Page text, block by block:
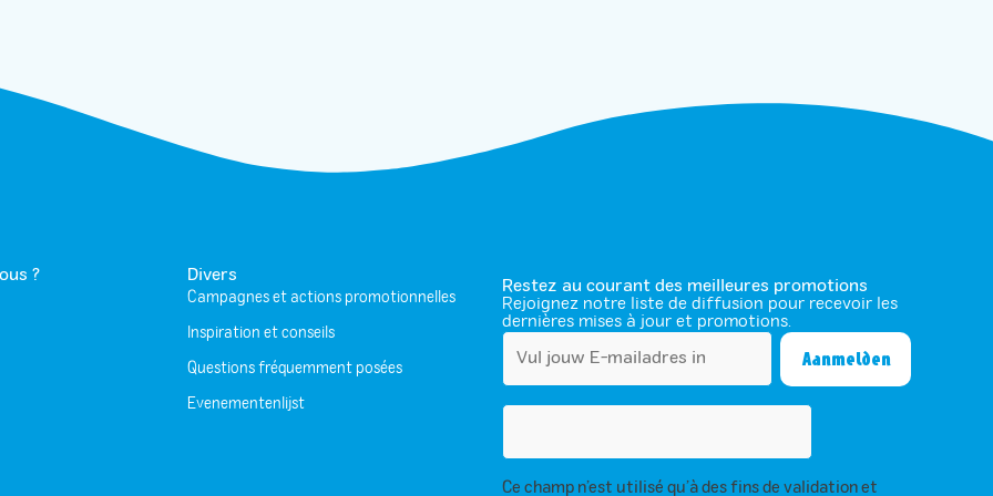
? Divers
Campagnes et actions promotionnelles
Inspiration et conseils
Questions fréquemment posées
Evenementenlijst
Restez au courant des meilleures promotions
Rejoignez notre liste de diffusion pour recevoir les
dernières mises à jour et promotions.
Ce champ n’est utilisé qu’à des fins de validation et